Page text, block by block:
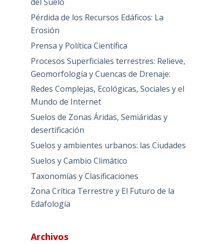
Pérdida de los Recursos Edáficos: La
Erosión
Prensa y Política Científica
Procesos Superficiales terrestres: Relieve,
Geomorfología y Cuencas de Drenaje:
Redes Complejas, Ecológicas, Sociales y el
Mundo de Internet
Suelos de Zonas Áridas, Semiáridas y
desertificación
Suelos y ambientes urbanos: las Ciudades
Suelos y Cambio Climático
Taxonomías y Clasificaciones
Zona Crítica Terrestre y El Futuro de la
Edafología
Archivos